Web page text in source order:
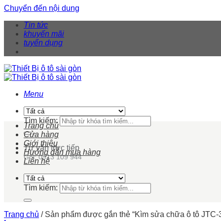
Chuyển đến nội dung
Tin tức
khuyến mãi
tuyển dụng
Menu
Tìm kiếm:
Tư vấn trực tiếp
Gọi: 0913 109 944
Trang chủ
Cửa hàng
Giới thiệu
Hướng dẫn mua hàng
Liên hệ
Tìm kiếm:
Trang chủ /Sản phẩm được gắn thẻ “Kìm sửa chữa ô tô JTC-